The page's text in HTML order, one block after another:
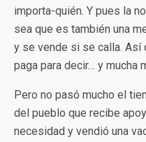
importa-quién. Y pues la
sea que es también una
y se vende si se calla.
paga para decir… y mucha
Pero no pasó mucho el
del pueblo que recibe
necesidad y vendió una